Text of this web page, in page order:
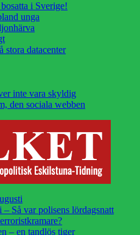
i Sverige!
unga
stora datacenter
inte vara skyldig
den sociala webben
Så var polisens lördagsnatt
– en tandlös tiger